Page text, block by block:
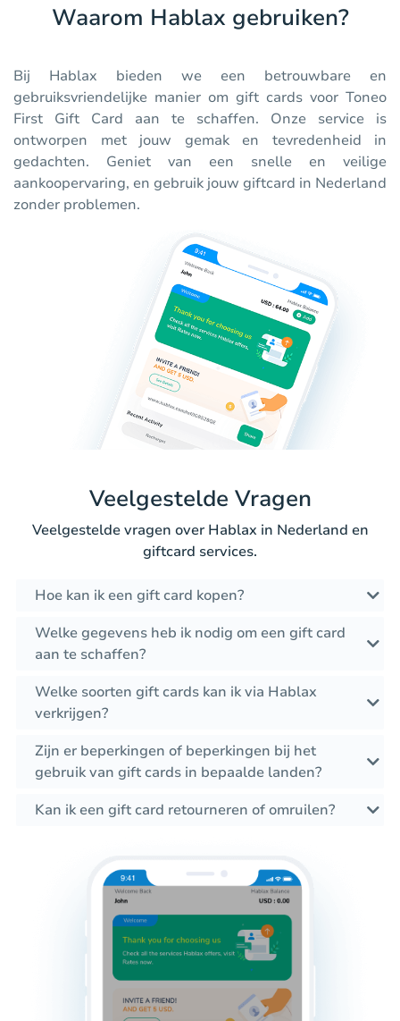
Waarom Hablax gebruiken?
Bij Hablax bieden we een betrouwbare en
gebruiksvriendelijke manier om gift cards voor Toneo
First Gift Card aan te schaffen. Onze service is
ontworpen met jouw gemak en tevredenheid in
gedachten. Geniet van een snelle en veilige
aankoopervaring, en gebruik jouw giftcard in Nederland
zonder problemen.
Veelgestelde Vragen
Veelgestelde vragen over Hablax in Nederland en
giftcard services.
Hoe kan ik een gift card kopen?
Welke gegevens heb ik nodig om een gift card
aan te schaffen?
Welke soorten gift cards kan ik via Hablax
verkrijgen?
Zijn er beperkingen of beperkingen bij het
gebruik van gift cards in bepaalde landen?
Kan ik een gift card retourneren of omruilen?